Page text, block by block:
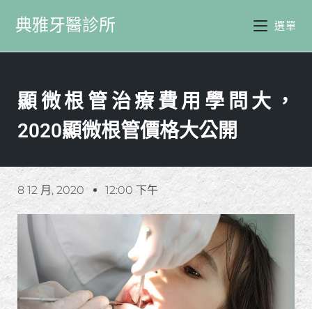
典雅牙醫診所 選單
顯微根管治療費用學問大，
2020顯微根管價格大公開
8 12 月, 2020 12:00 下午